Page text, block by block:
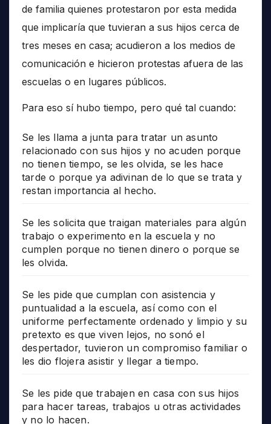
de familia quienes protestaron por esta medida
que implicaría que tuvieran a sus hijos cerca de
tres meses en casa; acudieron a los medios de
comunicación e hicieron protestas afuera de las
escuelas o en lugares públicos.
Para eso sí hubo tiempo, pero qué tal cuando:
Se les llama a junta para tratar un asunto
relacionado con sus hijos y no acuden porque
no tienen tiempo, se les olvida, se les hace
tarde o porque ya adivinan de lo que se trata y
restan importancia al hecho.
Se les solicita que traigan materiales para algún
trabajo o experimento en la escuela y no
cumplen porque no tienen dinero o porque se
les olvida.
Se les pide que cumplan con asistencia y
puntualidad a la escuela, así como con el
uniforme perfectamente ordenado y limpio y su
pretexto es que viven lejos, no sonó el
despertador, tuvieron un compromiso familiar o
les dio flojera asistir y llegar a tiempo.
Se les pide que trabajen en casa con sus hijos
para hacer tareas, trabajos u otras actividades
y no lo hacen.